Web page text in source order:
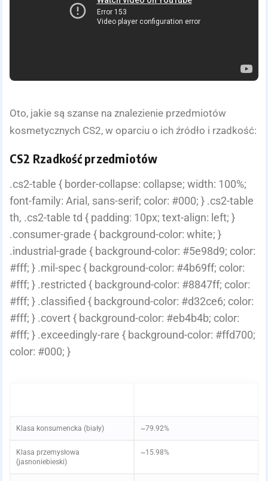
Oto, jakie są szanse na znalezienie przedmiotów
kosmetycznych CS2, w oparciu o ich źródło i rzadkość:
CS2 Rzadkość przedmiotów
.cs2-table { border-collapse: collapse; width: 100%;
font-family: Arial, sans-serif; color: #000; } .cs2-table
th, .cs2-table td { padding: 10px; text-align: left; }
.consumer-grade { background-color: white; }
.industrial-grade { background-color: #5e98d9; color:
#fff; } .mil-spec { background-color: #4b69ff; color:
#fff; } .restricted { background-color: #8847ff; color:
#fff; } .classified { background-color: #d32ce6; color:
#fff; } .covert { background-color: #eb4b4b; color:
#fff; } .exceedingly-rare { background-color: #ffd700;
color: #000; }
Klasa konsumencka (biały) ~79.92%
Klasa przemysłowa
(jasnoniebieski)
~15.98%